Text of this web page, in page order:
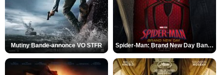
Mutiny Bande-annonce VO STFR Spider-Man: Brand New Day Bande-annonce VO STFR